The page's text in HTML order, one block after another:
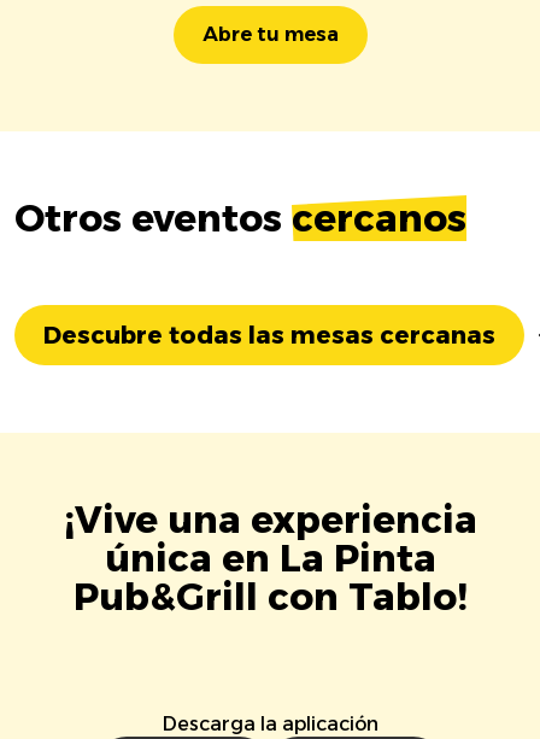
Abre tu mesa
Otros eventos cercanos
Descubre todas las mesas cercanas
¡Vive una experiencia
única en La Pinta
Pub&Grill con Tablo!
Descarga la aplicación